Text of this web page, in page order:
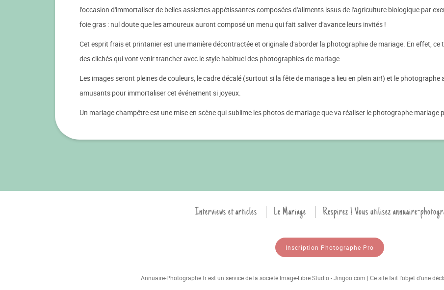
l'occasion d'immortaliser de belles assiettes appétissantes composées d'aliments issus de l'agriculture biologique par
foie gras : nul doute que les amoureux auront composé un menu qui fait saliver d'avance leurs invités !
Cet esprit frais et printanier est une manière décontractée et originale d'aborder la photographie de mariage. En effet, ce
des clichés qui vont venir trancher avec le style habituel des photographies de mariage.
Les images seront pleines de couleurs, le cadre décalé (surtout si la fête de mariage a lieu en plein air!) et le
amusants pour immortaliser cet événement si joyeux.
Un mariage champêtre est une mise en scène qui sublime les photos de mariage que va réaliser le photographe mariage
Interviews et articles Le Mariage Respirez ! Vous utilisez annuaire-
Inscription Photographe Pro
Annuaire-Photographe.fr est un service de la société Image-Libre Studio - Jingoo.com | Ce site fait l'objet d'une